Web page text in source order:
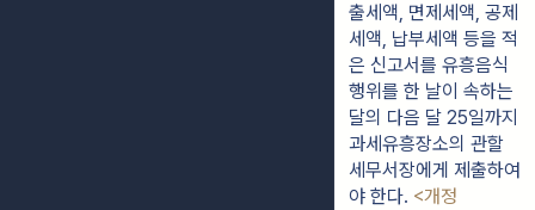
출세액, 면제세액, 공제
세액, 납부세액 등을 적
은 신고서를 유흥음식
행위를 한 날이 속하는
달의 다음 달 25일까지
과세유흥장소의 관할
세무서장에게 제출하여
야 한다. <개정